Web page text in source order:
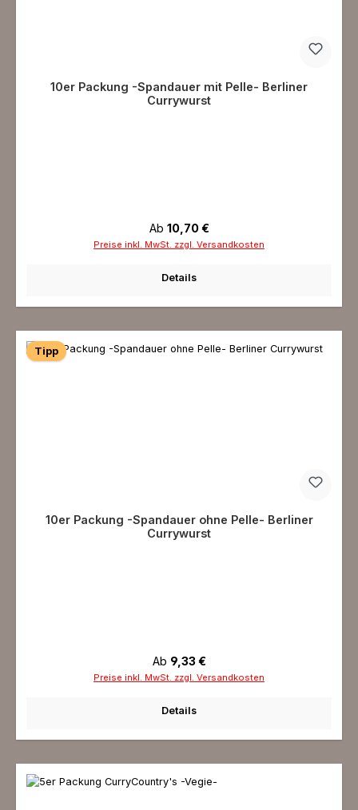
10er Packung -Spandauer mit Pelle- Berliner
Currywurst
Regulärer Preis:
Ab 10,70 €
Preise inkl. MwSt. zzgl. Versandkosten
Details
Tipp
10er Packung -Spandauer ohne Pelle- Berliner
Currywurst
Regulärer Preis:
Ab 9,33 €
Preise inkl. MwSt. zzgl. Versandkosten
Details